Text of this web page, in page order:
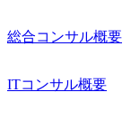
総合コンサル概要
ITコンサル概要